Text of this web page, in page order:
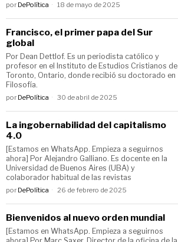
por DePolítica 18 de mayo de 2025
Francisco, el primer papa del Sur
global
Por Dean Dettlof. Es un periodista católico y
profesor en el Instituto de Estudios Cristianos de
Toronto, Ontario, donde recibió su doctorado en
Filosofía.
por DePolítica 30 de abril de 2025
La ingobernabilidad del capitalismo
4.0
[Estamos en WhatsApp. Empieza a seguirnos
ahora] Por Alejandro Galliano. Es docente en la
Universidad de Buenos Aires (UBA) y
colaborador habitual de las revistas
por DePolítica 26 de febrero de 2025
Bienvenidos al nuevo orden mundial
[Estamos en WhatsApp. Empieza a seguirnos